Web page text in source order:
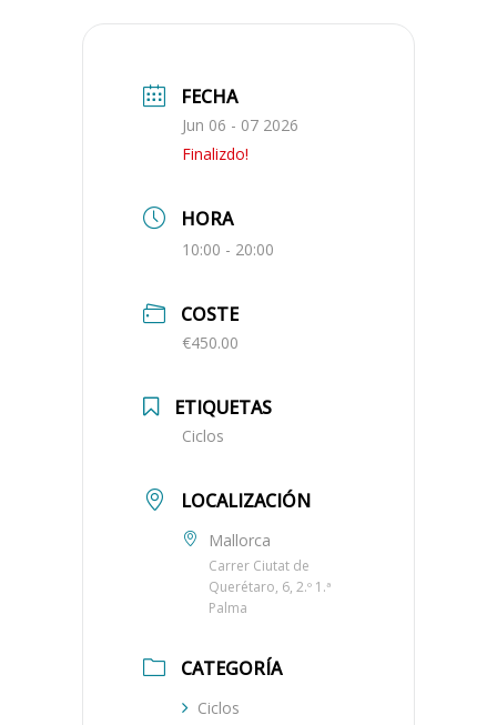
FECHA
Jun 06 - 07 2026
Finalizdo!
HORA
10:00 - 20:00
COSTE
€450.00
ETIQUETAS
Ciclos
LOCALIZACIÓN
Mallorca
Carrer Ciutat de
Querétaro, 6, 2.º 1.ª
Palma
CATEGORÍA
Ciclos